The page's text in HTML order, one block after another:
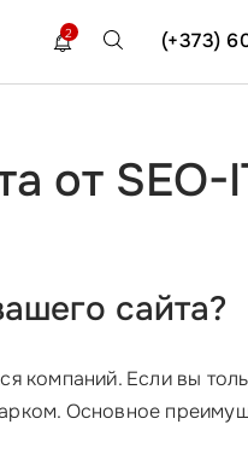
(+373)
2
от SEO-
сайта?
компаний. Если вы
Основное